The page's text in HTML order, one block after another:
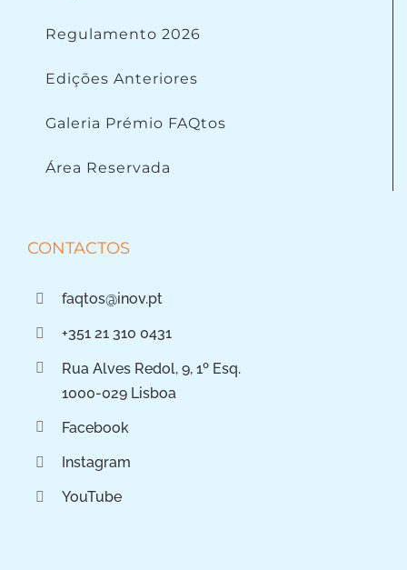
Regulamento 2026
Edições Anteriores
Galeria Prémio FAQtos
Área Reservada
CONTACTOS
faqtos@inov.pt
+351 21 310 0431
Rua Alves Redol, 9, 1º Esq.
1000-029 Lisboa
Facebook
Instagram
YouTube